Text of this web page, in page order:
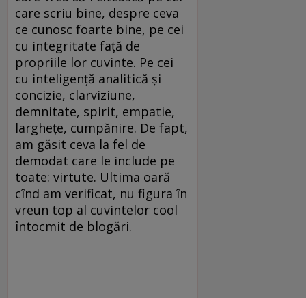
care scriu bine, despre ceva
ce cunosc foarte bine, pe cei
cu integritate faţă de
propriile lor cuvinte. Pe cei
cu inteligenţă analitică şi
concizie, clarviziune,
demnitate, spirit, empatie,
largheţe, cumpănire. De fapt,
am găsit ceva la fel de
demodat care le include pe
toate: virtute. Ultima oară
cînd am verificat, nu figura în
vreun top al cuvintelor cool
întocmit de blogări.